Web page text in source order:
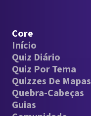
Core
Início
Quiz Diário
Quiz Por Tema
Quizzes De Mapas
Quebra-Cabeças
Guias